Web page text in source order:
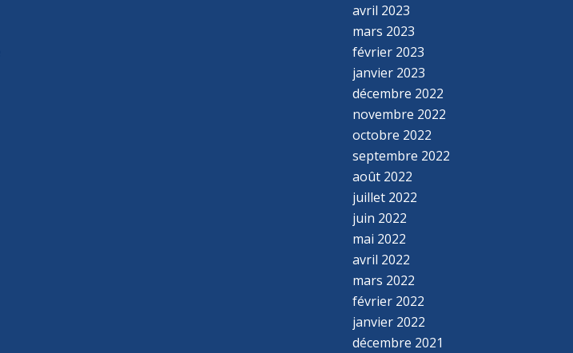
avril 2023
mars 2023
février 2023
janvier 2023
décembre 2022
novembre 2022
octobre 2022
septembre 2022
août 2022
juillet 2022
juin 2022
mai 2022
avril 2022
mars 2022
février 2022
janvier 2022
décembre 2021